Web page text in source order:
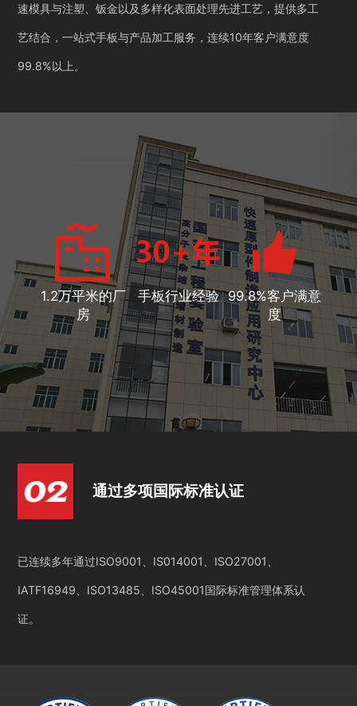
速模具与注塑、钣金以及多样化表面处理先进工艺，提供多工
艺结合，一站式手板与产品加工服务，连续10年客户满意度
99.8%以上。
1.2万平米的厂
房
手板行业经验 99.8%客户满意
度
通过多项国际标准认证
已连续多年通过ISO9001、IS014001、ISO27001、
IATF16949、ISO13485、ISO45001国际标准管理体系认
证。